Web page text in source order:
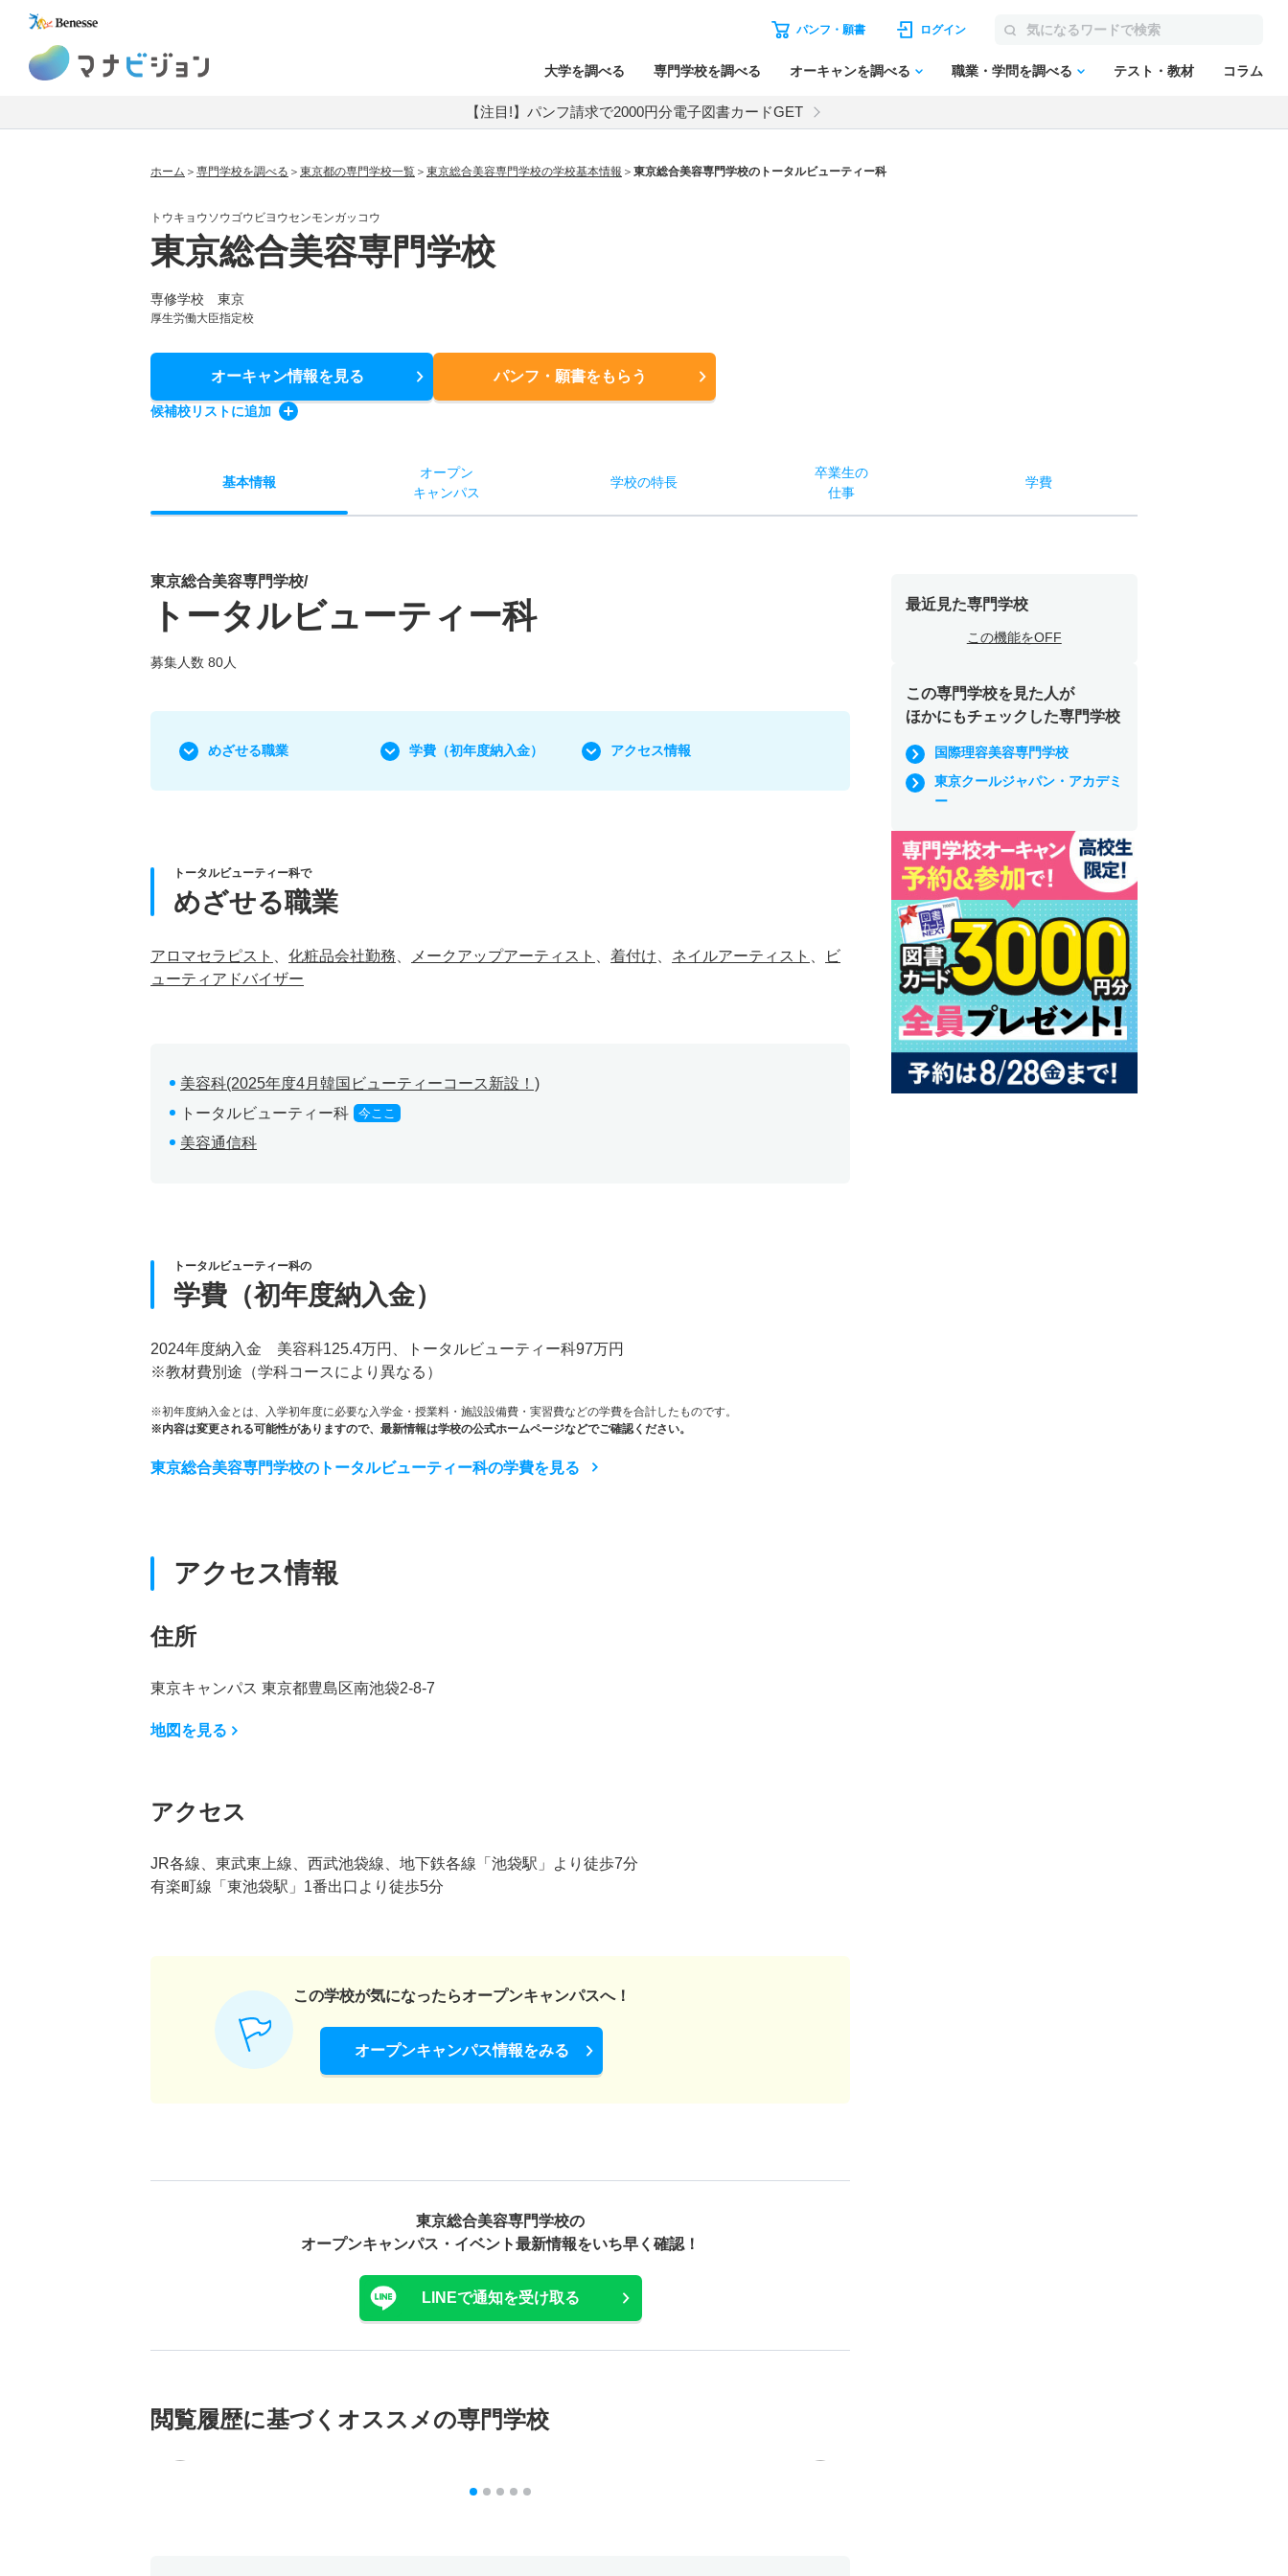
パンフ・願書 ログイン
大学を調べる 専門学校を調べる オーキャンを調べる 職業・学問を調べる テスト・教材 コラム
【注目!】パンフ請求で2000円分電子図書カードGET
ホーム 専門学校を調べる 東京都の専門学校一覧 東京総合美容専門学校の学校基本情報 東京総合美容専門学校のトータルビューティー科
トウキョウソウゴウビヨウセンモンガッコウ
東京総合美容専門学校
専修学校 東京
厚生労働大臣指定校
オーキャン情報を見る パンフ・願書をもらう
候補校リストに追加
基本情報
オープン
キャンパス
学校の特長
卒業生の
仕事
学費
東京総合美容専門学校/
トータルビューティー科
募集人数 80人
めざせる職業 学費 （初年度納入金） アクセス情報
トータルビューティー科で
めざせる職業
アロマセラピスト 化粧品会社勤務 メークアップアーティスト 着付け ネイルアーティスト
ビ
ューティアドバイザー
美容科(2025年度4月韓国ビューティーコース新設！)
トータルビューティー科
今ここ
美容通信科
トータルビューティー科の
学費（初年度納入金）
2024年度納入金 美容科125.4万円、トータルビューティー科97万円
※教材費別途（学科コースにより異なる）
※初年度納入金とは、入学初年度に必要な入学金・授業料・施設設備費・実習費などの学費を合計したものです。
※内容は変更される可能性がありますので、最新情報は学校の公式ホームページなどでご確認ください。
東京総合美容専門学校のトータルビューティー科の学費を見る
アクセス情報
住所
東京キャンパス 東京都豊島区南池袋2-8-7
地図を見る
アクセス
JR各線、東武東上線、西武池袋線、地下鉄各線「池袋駅」より徒歩7分
有楽町線「東池袋駅」1番出口より徒歩5分
この学校が気になったらオープンキャンパスへ！
オープンキャンパス情報をみる
東京総合美容専門学校の
オープンキャンパス・ イベント最新情報をいち早く確認！
LINEで通知を受け取る
閲覧履歴に基づく オススメの専門学校
最近見た専門学校
この機能をOFF
この専門学校を見た人が
ほかにもチェックした専門学校
国際理容美容専門学校
東京クールジャパン・アカデミ
ー